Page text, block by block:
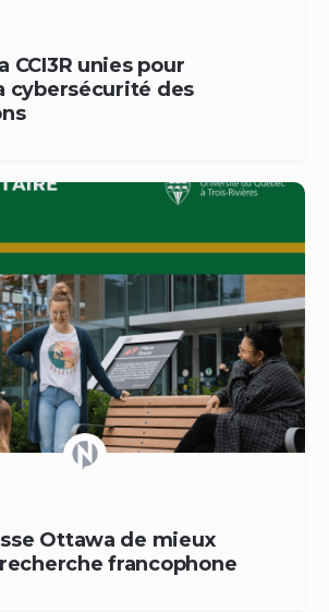
CCI3R unies pour
cybersécurité des
Ottawa de mieux
francophone